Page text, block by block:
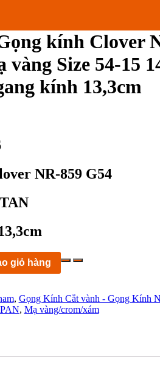
kính Clover
vàng Size 54-15
kính 13,3cm
NR-859 G54
giỏ hàng
, Gọng Kính Cắt vành - Gọng Kính
, Mạ vàng/crom/xám